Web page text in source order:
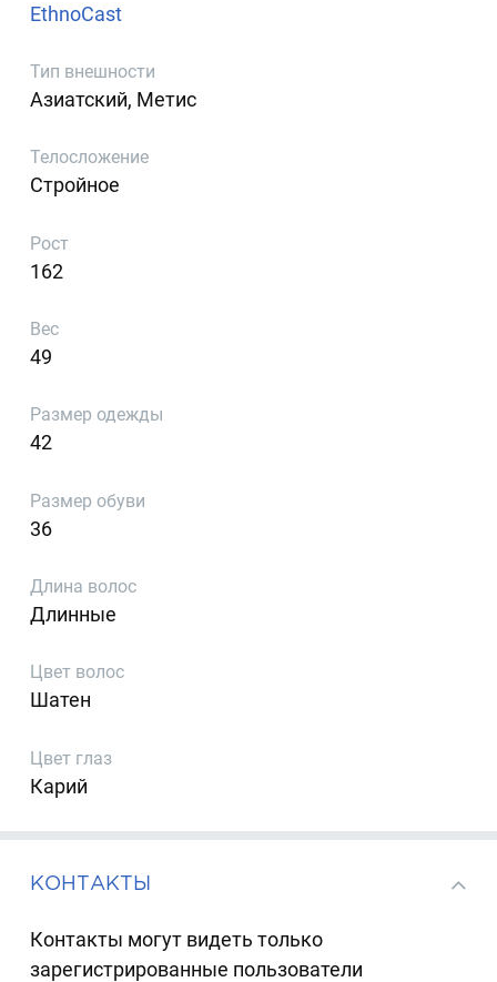
EthnoCast
Тип внешности
Азиатский, Метис
Телосложение
Стройное
Рост
162
Вес
49
Размер одежды
42
Размер обуви
36
Длина волос
Длинные
Цвет волос
Шатен
Цвет глаз
Карий
КОНТАКТЫ
Контакты могут видеть только
зарегистрированные пользователи